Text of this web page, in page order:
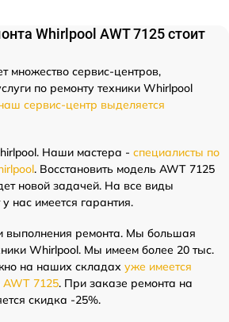
Whirlpool AWT 7125 стоит
множество сервис-центров,
по ремонту техники Whirlpool
сервис-центр выделяется
Наши мастера - специалисты по
. Восстановить модель AWT 7125
новой задачей. На все виды
нас имеется гарантия.
выполнения ремонта. Мы большая
Whirlpool. Мы имеем более 20 тыс.
на наших складах уже имеется
AWT 7125. При заказе ремонта на
скидка -25%.